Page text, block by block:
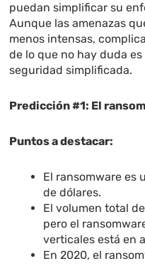
puedan simplificar su
Aunque las amenazas
menos intensas,
de lo que no hay duda
seguridad simplificada.
Predicción #1: El
Puntos a destacar:
El ransomware es
de dólares.
El volumen total
pero el
verticales está en
En 2020, el